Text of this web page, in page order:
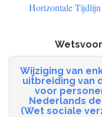
Horizontale Tijdlijn
Wijziging van
uitbreiding van
voor
Nederlands
(Wet sociale